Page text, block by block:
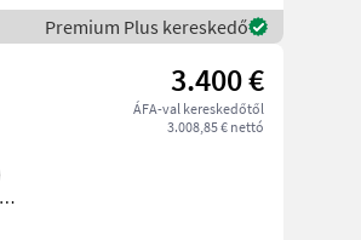
Premium Plus kereskedő
3.400 €
ÁFA-val kereskedőtől
3.008,85 € nettó